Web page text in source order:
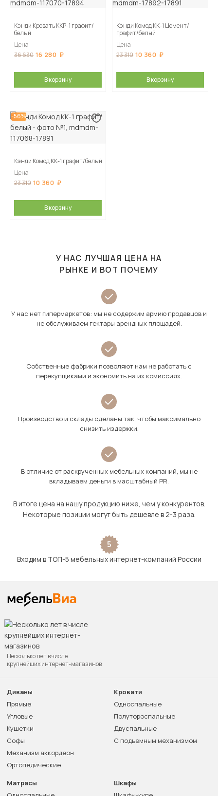
Кэнди Кровать ККР-1 графит/
белый
Цена
36 630 16 280
В корзину
Кэнди Комод КК-1 Цемент/
графит/белый
Цена
23 310 10 360
В корзину
-56%
Кэнди Комод КК-1 графит/белый
Цена
23 310 10 360
В корзину
У НАС ЛУЧШАЯ ЦЕНА НА
РЫНКЕ И ВОТ ПОЧЕМУ
У нас нет гипермаркетов: мы не содержим армию продавцов и
не обслуживаем гектары арендных площадей.
Собственные фабрики позволяют нам не работать с
перекупщиками и экономить на их комиссиях.
Производство и склады сделаны так, чтобы максимально
снизить издержки.
В отличие от раскрученных мебельных компаний, мы не
вкладываем деньги в масштабный PR.
В итоге цена на нашу продукцию ниже, чем у конкурентов.
Некоторые позиции могут быть дешевле в 2-3 раза.
5
Входим в ТОП-5 мебельных интернет-компаний России
Несколько лет в числе
крупнейших интернет-магазинов
Диваны
Прямые
Угловые
Кушетки
Софы
Механизм аккордеон
Ортопедические
Кровати
Односпальные
Полутороспальные
Двуспальные
С подъемным механизмом
Матрасы
Шкафы